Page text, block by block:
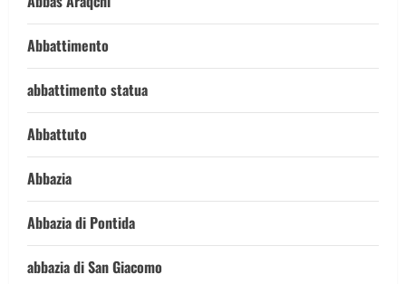
Abbattimento
abbattimento statua
Abbattuto
Abbazia
Abbazia di Pontida
abbazia di San Giacomo